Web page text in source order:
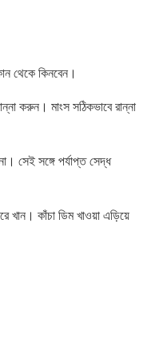
থেকে কিনবেন।
করুন। মাংস সঠিকভাবে রান্না
সেই সঙ্গে পর্যাপ্ত সেদ্ধ
খান। কাঁচা ডিম খাওয়া এড়িয়ে